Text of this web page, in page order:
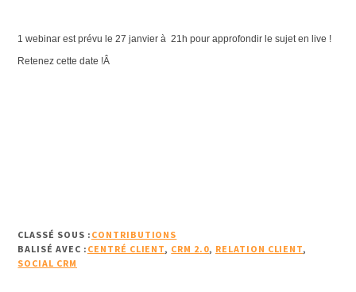
1 webinar est prévu le 27 janvier à 21h pour approfondir le sujet en live !
Retenez cette date !Â
CLASSÉ SOUS : CONTRIBUTIONS
BALISÉ AVEC : CENTRÉ CLIENT, CRM 2.0, RELATION CLIENT,
SOCIAL CRM